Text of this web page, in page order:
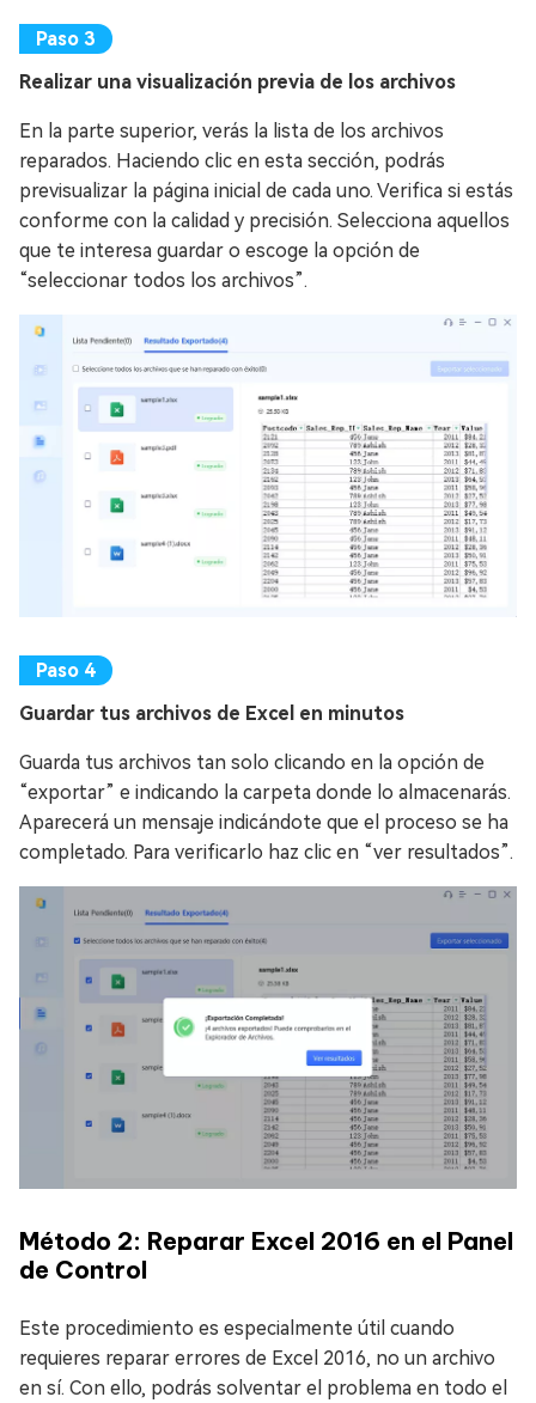
Realizar una visualización previa de los archivos
En la parte superior, verás la lista de los archivos
reparados. Haciendo clic en esta sección, podrás
previsualizar la página inicial de cada uno. Verifica si estás
conforme con la calidad y precisión. Selecciona aquellos
que te interesa guardar o escoge la opción de
“seleccionar todos los archivos”.
Guardar tus archivos de Excel en minutos
Guarda tus archivos tan solo clicando en la opción de
“exportar” e indicando la carpeta donde lo almacenarás.
Aparecerá un mensaje indicándote que el proceso se ha
completado. Para verificarlo haz clic en “ver resultados”.
Método 2: Reparar Excel 2016 en el Panel
de Control
Este procedimiento es especialmente útil cuando
requieres reparar errores de Excel 2016, no un archivo
en sí. Con ello, podrás solventar el problema en todo el